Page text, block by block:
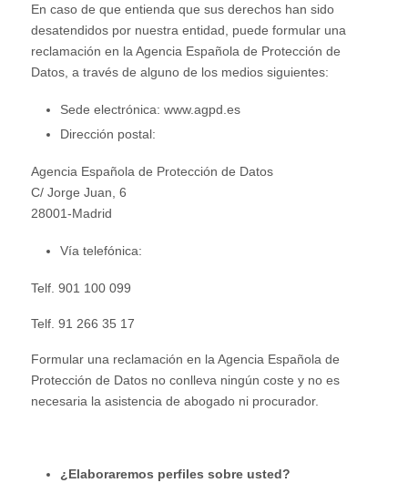
En caso de que entienda que sus derechos han sido
desatendidos por nuestra entidad, puede formular una
reclamación en la Agencia Española de Protección de
Datos, a través de alguno de los medios siguientes:
Sede electrónica: www.agpd.es
Dirección postal:
Agencia Española de Protección de Datos
C/ Jorge Juan, 6
28001-Madrid
Vía telefónica:
Telf. 901 100 099
Telf. 91 266 35 17
Formular una reclamación en la Agencia Española de
Protección de Datos no conlleva ningún coste y no es
necesaria la asistencia de abogado ni procurador.
¿Elaboraremos perfiles sobre usted?